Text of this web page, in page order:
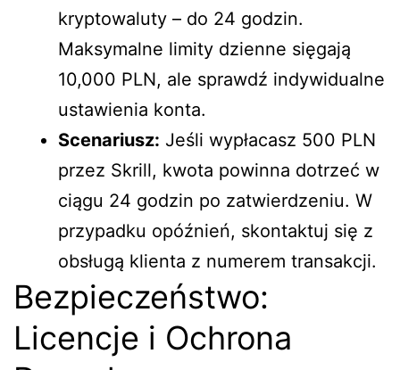
kryptowaluty – do 24 godzin.
Maksymalne limity dzienne sięgają
10,000 PLN, ale sprawdź indywidualne
ustawienia konta.
Scenariusz: Jeśli wypłacasz 500 PLN
przez Skrill, kwota powinna dotrzeć w
ciągu 24 godzin po zatwierdzeniu. W
przypadku opóźnień, skontaktuj się z
obsługą klienta z numerem transakcji.
Bezpieczeństwo:
Licencje i Ochrona